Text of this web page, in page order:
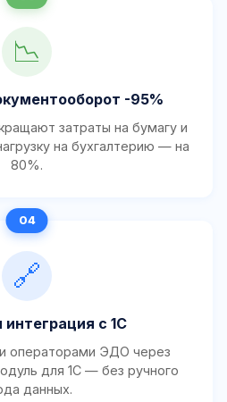
📉
-95%
затраты на бумагу и
на бухгалтерию — на
80%.
🔗
интеграция с 1С
операторами ЭДО через
для 1С — без ручного
данных.